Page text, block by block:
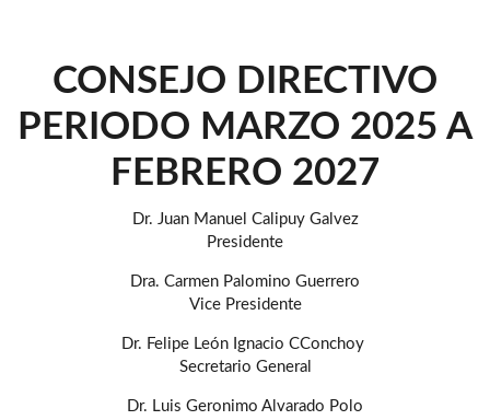
CONSEJO DIRECTIVO
PERIODO MARZO 2025 A
FEBRERO 2027
Dr. Juan Manuel Calipuy Galvez
Presidente
Dra. Carmen Palomino Guerrero
Vice Presidente
Dr. Felipe León Ignacio CConchoy
Secretario General
Dr. Luis Geronimo Alvarado Polo